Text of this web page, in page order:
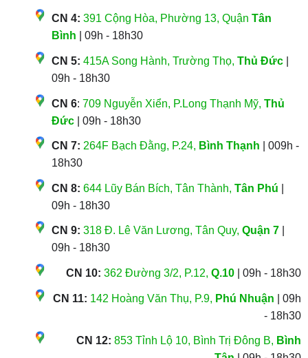
CN 4: 391 Cộng Hòa, Phường 13, Quận Tân
Bình | 09h - 18h30
CN 5: 415A Song Hành, Trường Thọ, Thủ Đức|
09h - 18h30
CN 6: 709 Nguyễn Xiển, P.Long Thạnh Mỹ, Thủ
Đức| 09h - 18h30
CN 7: 264F Bạch Đằng, P.24, Bình Thạnh | 009h -
18h30
CN 8: 644 Lũy Bán Bích, Tân Thành, Tân Phú
09h - 18h30
CN 9: 318 Đ. Lê Văn Lương, Tân Quy, Quận 7|
09h - 18h30
CN 10: 362 Đường 3/2, P.12,Q.10 | 09h - 18h30
CN 11: 142 Hoàng Văn Thụ, P.9, Phú Nhuận | 09h
- 18h30
CN 12: 853 Tỉnh Lộ 10, Bình Trị Đông B, Bình